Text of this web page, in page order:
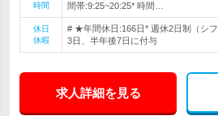
時間
間帯:9:25~20:25* 時間…
休日
休暇
# ★年間休日:166日* 週休2日制（シ
3日、半年後7日に付与
求人詳細を見る